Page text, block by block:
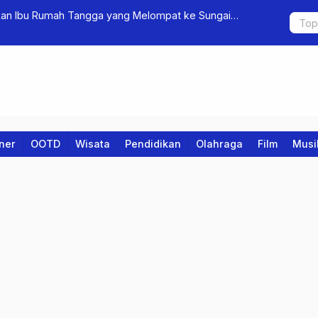
Sesuai Bentuk Tubuh
6 Aplikasi
OOTD Wisata Pendidikan Olahraga Film